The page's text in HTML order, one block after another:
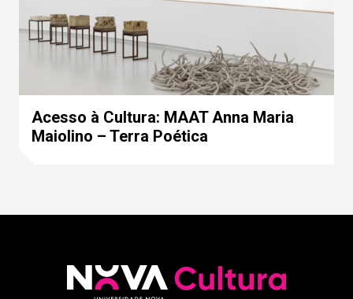
Acesso à Cultura: MAAT Anna Maria
Maiolino – Terra Poética